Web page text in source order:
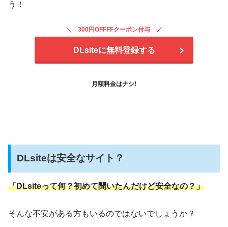
う！
300円OFFFFクーポン付与
DLsiteに無料登録する
月額料金はナシ!
DLsiteは安全なサイト？
「DLsiteって何？初めて聞いたんだけど安全なの？」
そんな不安がある方もいるのではないでしょうか？